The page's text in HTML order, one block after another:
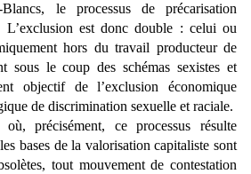
le processus de précarisation
L’exclusion est donc double : celui ou
hors du travail producteur de
sous le coup des schémas sexistes et
objectif de l’exclusion économique
de discrimination sexuelle et raciale.
précisément, ce processus résulte
bases de la valorisation capitaliste sont
tout mouvement de contestation